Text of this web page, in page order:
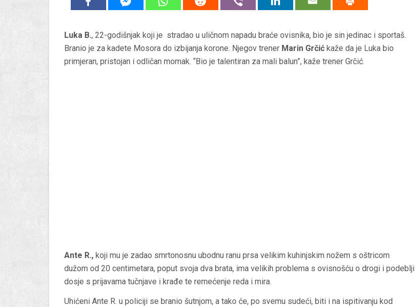
Luka B., 22-godišnjak koji je stradao u uličnom napadu braće ovisnika, bio je sin jedinac i sportaš.
Branio je za kadete Mosora do izbijanja korone. Njegov trener Marin Grčić kaže da je Luka bio
primjeran, pristojan i odličan momak. “Bio je talentiran za mali balun”, kaže trener Grčić.
Ante R., koji mu je zadao smrtonosnu ubodnu ranu prsa velikim kuhinjskim nožem s oštricom
dužom od 20 centimetara, poput svoja dva brata, ima velikih problema s ovisnošću o drogi i podeblji
dosje s prijavama tučnjave i krađe te remećenje reda i mira.
Uhićeni Ante R. u policiji se branio šutnjom, a tako će, po svemu sudeći, biti i na ispitivanju kod